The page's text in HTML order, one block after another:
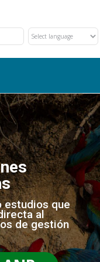
estudios que
al
de gestión